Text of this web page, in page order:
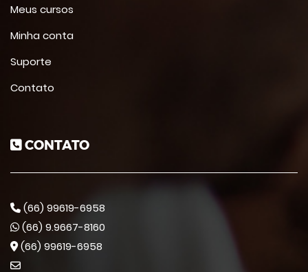
Meus cursos
Minha conta
Suporte
Contato
CONTATO
(66) 99619-6958
(66) 9.9667-8160
(66) 99619-6958